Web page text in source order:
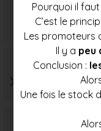
Prix
412
Pourquoi il
C’est le
Les promoteurs
Il y a peu
Conclusion :
Une fois le stock